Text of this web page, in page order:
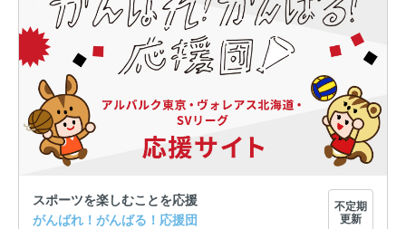
スポーツを楽しむことを応援
がんばれ！がんばる！応援団
不定期
更新